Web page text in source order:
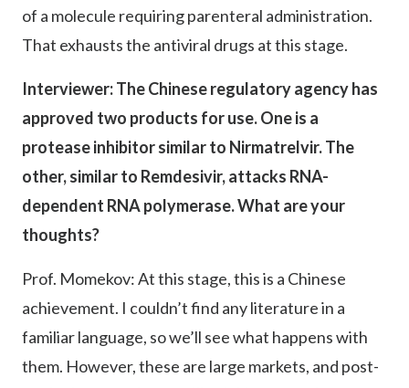
of a molecule requiring parenteral administration.
That exhausts the antiviral drugs at this stage.
Interviewer: The Chinese regulatory agency has
approved two products for use. One is a
protease inhibitor similar to Nirmatrelvir. The
other, similar to Remdesivir, attacks RNA-
dependent RNA polymerase. What are your
thoughts?
Prof. Momekov: At this stage, this is a Chinese
achievement. I couldn’t find any literature in a
familiar language, so we’ll see what happens with
them. However, these are large markets, and post-